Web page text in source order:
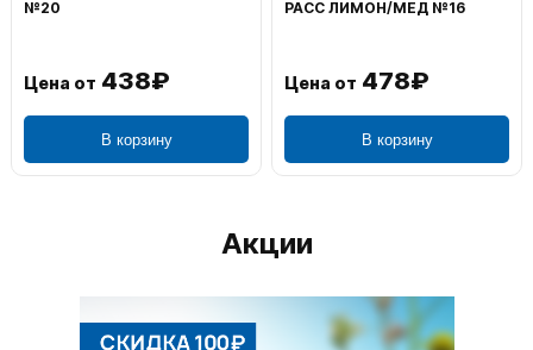
№20
Цена от 438₽
В корзину
РАСС ЛИМОН/МЕД №16
Цена от 478₽
В корзину
Акции